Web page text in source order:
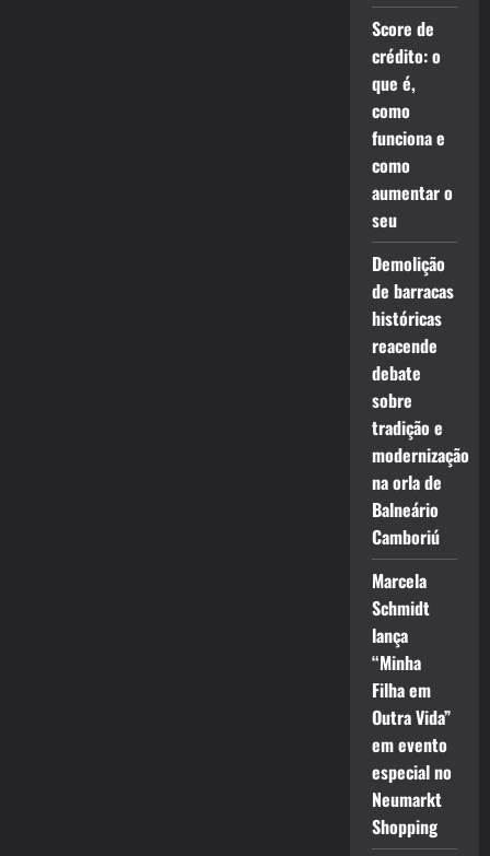
Score de
crédito: o
que é,
como
funciona e
como
aumentar o
seu
Demolição
de barracas
históricas
reacende
debate
sobre
tradição e
modernização
na orla de
Balneário
Camboriú
Marcela
Schmidt
lança
“Minha
Filha em
Outra Vida”
em evento
especial no
Neumarkt
Shopping